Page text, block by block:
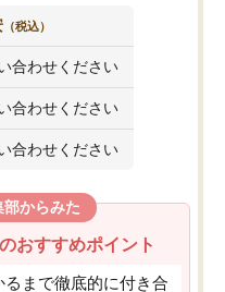
（税込）
合わせください
合わせください
合わせください
からみた
おすすめポイント
まで徹底的に付き合